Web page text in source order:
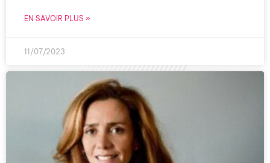
EN SAVOIR PLUS »
11/07/2023